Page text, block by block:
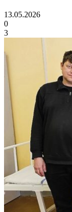
13.05.2026
0
3